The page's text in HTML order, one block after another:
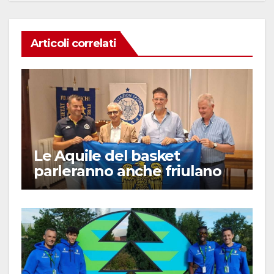
Articoli correlati
Le Aquile del basket
parleranno anche friulano